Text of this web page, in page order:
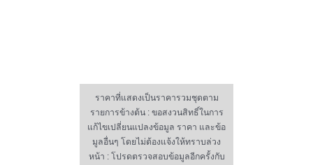
ราคาที่แสดงเป็นราคารวมชุดตาม
รายการข้างต้น : ขอสงวนสิทธิ์ในการ
แก้ไขเปลี่ยนแปลงข้อมูล ราคา และข้อ
มูลอื่นๆ โดยไม่ต้องแจ้งให้ทราบล่วง
หน้า : โปรดตรวจสอบข้อมูลอีกครั้งกับ